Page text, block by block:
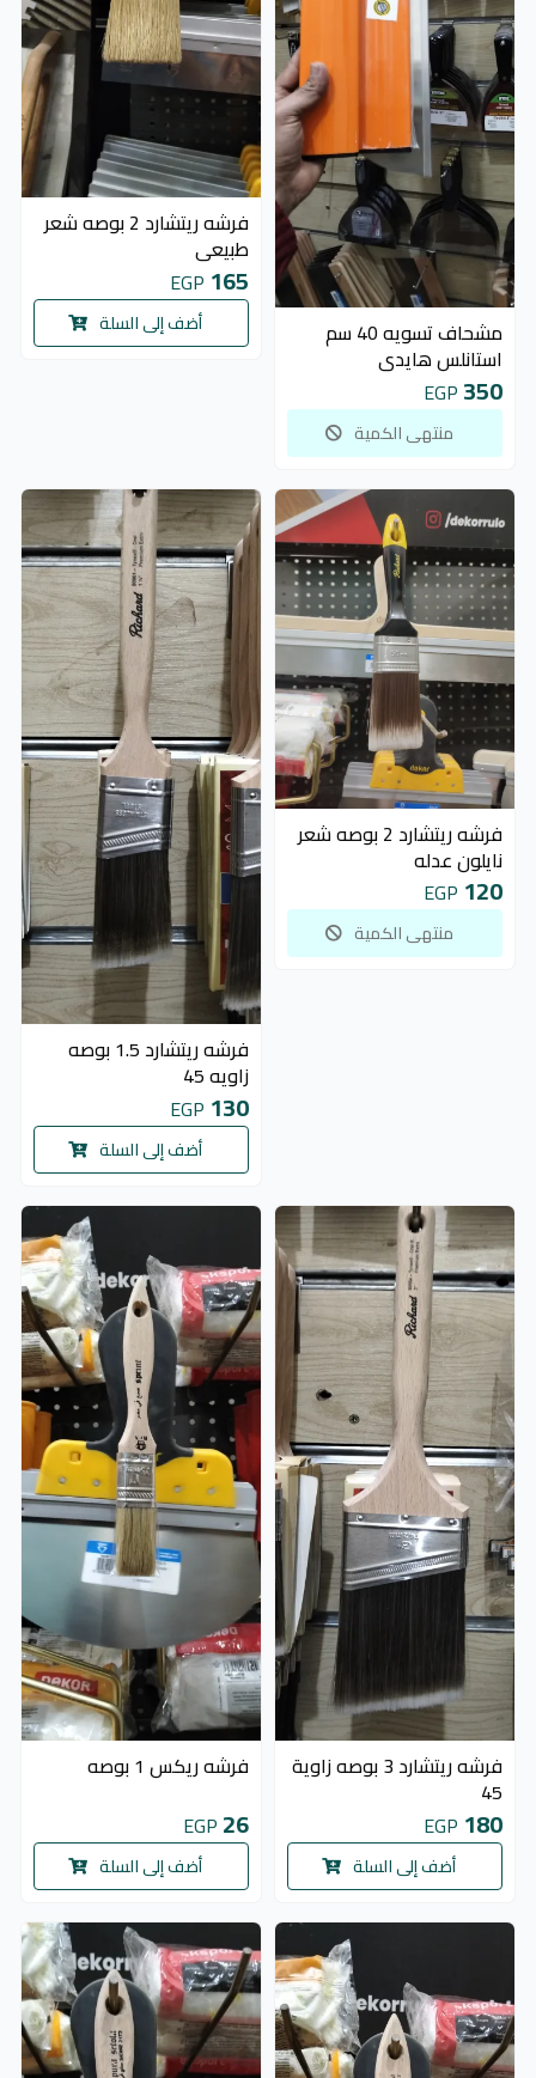
غير متوفر
مشحاف تسويه 40 سم
استانلس هايدي
350
EGP
منتهى الكمية
فرشه ريتشارد 2 بوصه شعر
طبيعي
165
EGP
أضف إلى السلة
غير متوفر
فرشه ريتشارد 2 بوصه شعر
نايلون عدله
120
EGP
منتهى الكمية
فرشه ريتشارد 1.5 بوصه
زاويه 45
130
EGP
أضف إلى السلة
فرشه ريتشارد 3 بوصه زاوية
45
180
EGP
أضف إلى السلة
فرشه ريكس 1 بوصه
26
EGP
أضف إلى السلة